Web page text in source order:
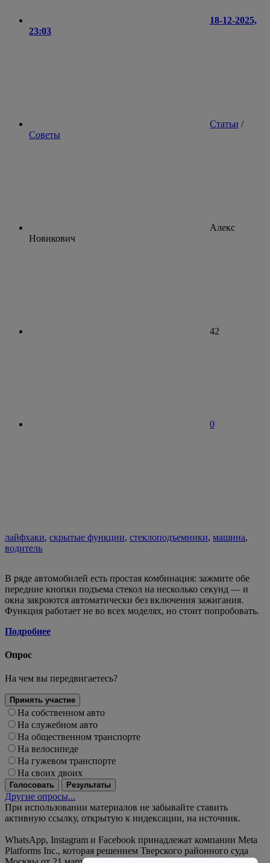
18-12-2025,
23:03
Статьи /
Советы
Алекс
Новикович
42
0
лайфхаки, скрытые функции, стеклоподъемники, машина,
водитель
В ряде автомобилей есть простая комбинация: зажмите обе
передние кнопки подъема стекол на несколько секунд — и
окна закроются автоматически без включения зажигания.
Функция работает не во всех моделях, но стоит попробовать.
Подробнее
Опрос
На чем вы передвигаетесь?
Принять участие
На собственном авто
На служебном авто
На общественном транспорте
На велосипеде
На гужевом транспорте
На своих двоих
Голосовать Результаты
Другие опросы...
При использовании материалов не забывайте ставить
активную ссылку, открытую к индексации, на источник.
WhatsApp, Instagram и Facebook принадлежат компании Meta
Platforms Inc., которая решением Тверского районного суда